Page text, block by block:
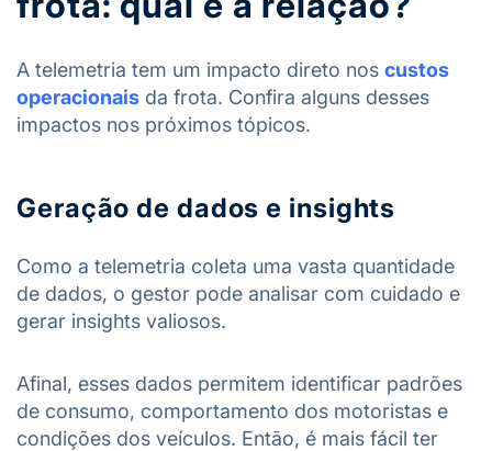
A telemetria tem um impacto direto nos custos
operacionais da frota. Confira alguns desses
impactos nos próximos tópicos.
Geração de dados e insights
Como a telemetria coleta uma vasta quantidade
de dados, o gestor pode analisar com cuidado e
gerar insights valiosos.
Afinal, esses dados permitem identificar padrões
de consumo, comportamento dos motoristas e
condições dos veículos. Então, é mais fácil ter